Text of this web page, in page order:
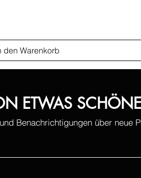
den Warenkorb
ETWAS
Benachrichtigungen über neue